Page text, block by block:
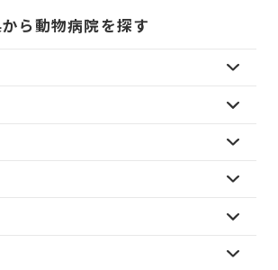
ら動物病院を探す